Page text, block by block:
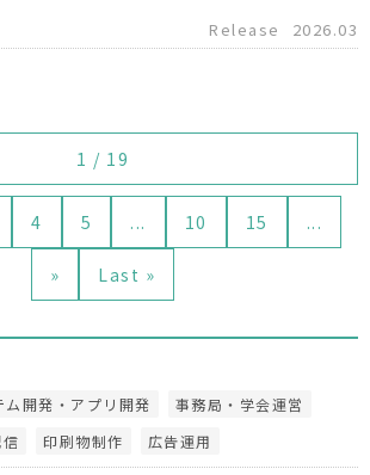
Release
2026.03
1 / 19
4 5 ... 10 15 ...
» Last »
ム開発・アプリ開発
事務局・学会運営
印刷物制作 広告運用